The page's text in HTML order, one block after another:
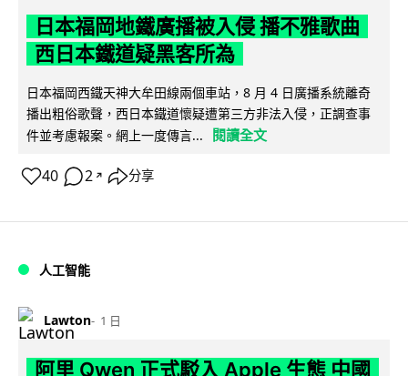
日本福岡地鐵廣播被入侵 播不雅歌曲
西日本鐵道疑黑客所為
日本福岡西鐵天神大牟田線兩個車站，8 月 4 日廣播系統離奇
播出粗俗歌聲，西日本鐵道懷疑遭第三方非法入侵，正調查事
件並考慮報案。網上一度傳言...
閱讀全文
40 2 ↗ 分享
人工智能
Lawton 1 日
阿里 Qwen 正式駁入 Apple 生態 中國